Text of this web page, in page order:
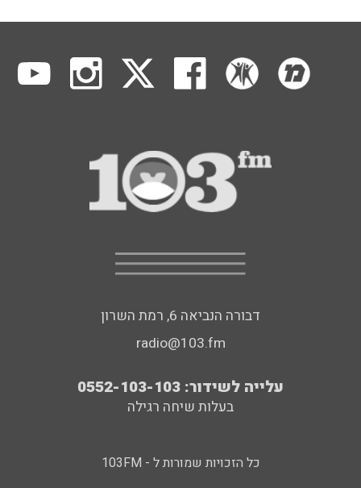
דבורה הנביאה 6, רמת השרון
radio@103.fm
עלייה לשידור: 0552-103-103
בעלות שיחה רגילה
כל הזכויות שמורות ל - 103FM